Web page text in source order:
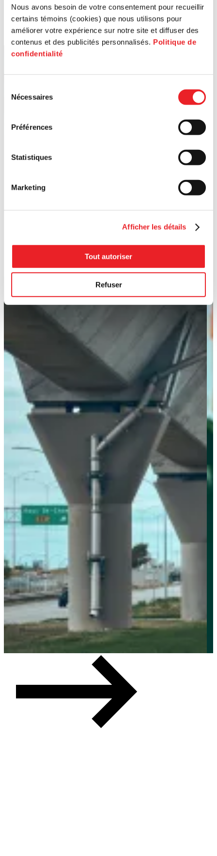
Nous avons besoin de votre consentement pour recueillir
certains témoins (cookies) que nous utilisons pour
améliorer votre expérience sur notre site et diffuser des
contenus et des publicités personnalisés. Politique de
confidentialité
Nécessaires
Préférences
Statistiques
Marketing
Afficher les détails
Tout autoriser
Refuser